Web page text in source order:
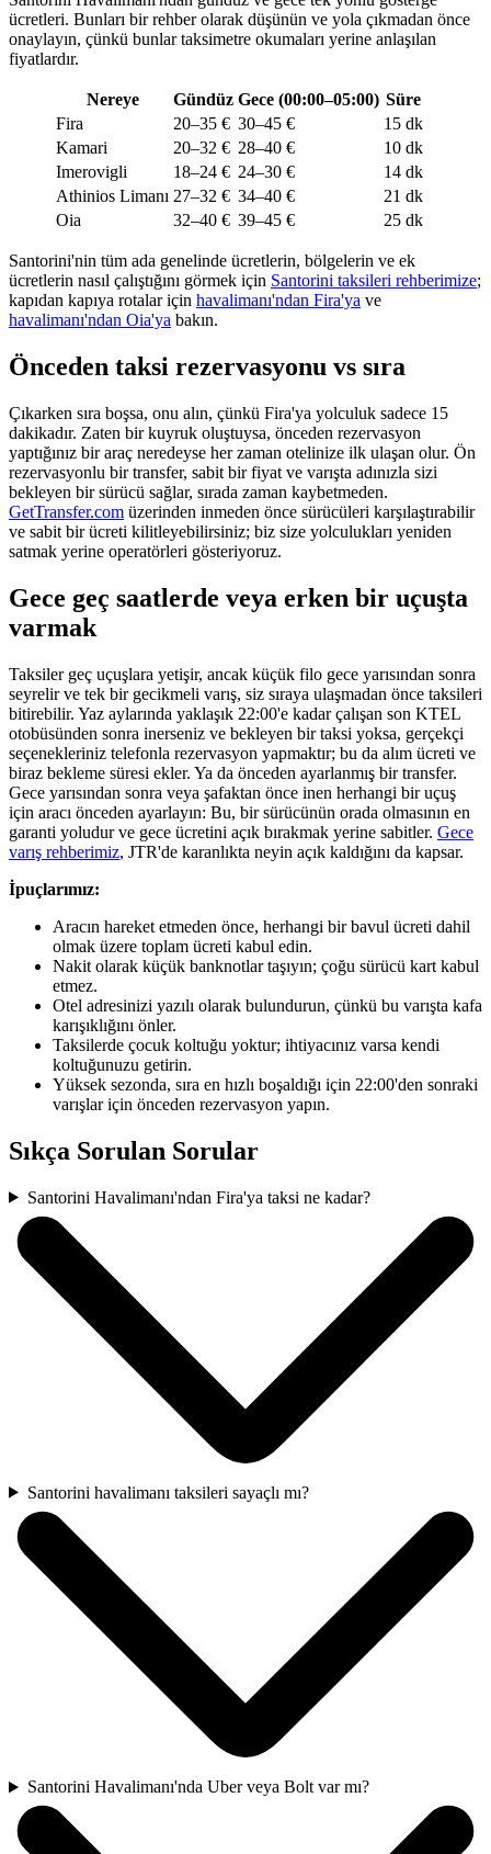
ücretleri. Bunları bir rehber olarak düşünün ve yola çıkmadan önce
onaylayın, çünkü bunlar taksimetre okumaları yerine anlaşılan
fiyatlardır.
Nereye Gündüz Gece (00:00–05:00) Süre
Fira
20–35 € 30–45 €
15 dk
Kamari
20–32 € 28–40 €
10 dk
Imerovigli
18–24 € 24–30 €
14 dk
Athinios Limanı 27–32 € 34–40 €
21 dk
Oia
32–40 € 39–45 € 25 dk
Santorini'nin tüm ada genelinde ücretlerin, bölgelerin ve ek
ücretlerin nasıl çalıştığını görmek için Santorini taksileri rehberimize;
kapıdan kapıya rotalar için havalimanı'ndan Fira'ya ve
havalimanı'ndan Oia'ya bakın.
Önceden taksi rezervasyonu vs sıra
Çıkarken sıra boşsa, onu alın, çünkü Fira'ya yolculuk sadece 15
dakikadır. Zaten bir kuyruk oluştuysa, önceden rezervasyon
yaptığınız bir araç neredeyse her zaman otelinize ilk ulaşan olur. Ön
rezervasyonlu bir transfer, sabit bir fiyat ve varışta adınızla sizi
bekleyen bir sürücü sağlar, sırada zaman kaybetmeden.
GetTransfer.com üzerinden inmeden önce sürücüleri karşılaştırabilir
ve sabit bir ücreti kilitleyebilirsiniz; biz size yolculukları yeniden
satmak yerine operatörleri gösteriyoruz.
Gece geç saatlerde veya erken bir uçuşta
varmak
Taksiler geç uçuşlara yetişir, ancak küçük filo gece yarısından sonra
seyrelir ve tek bir gecikmeli varış, siz sıraya ulaşmadan önce taksileri
bitirebilir. Yaz aylarında yaklaşık 22:00'e kadar çalışan son KTEL
otobüsünden sonra inerseniz ve bekleyen bir taksi yoksa, gerçekçi
seçenekleriniz telefonla rezervasyon yapmaktır; bu da alım ücreti ve
biraz bekleme süresi ekler. Ya da önceden ayarlanmış bir transfer.
Gece yarısından sonra veya şafaktan önce inen herhangi bir uçuş
için aracı önceden ayarlayın: Bu, bir sürücünün orada olmasının en
garanti yoludur ve gece ücretini açık bırakmak yerine sabitler. Gece
varış rehberimiz, JTR'de karanlıkta neyin açık kaldığını da kapsar.
İpuçlarımız:
Aracın hareket etmeden önce, herhangi bir bavul ücreti dahil
olmak üzere toplam ücreti kabul edin.
Nakit olarak küçük banknotlar taşıyın; çoğu sürücü kart kabul
etmez.
Otel adresinizi yazılı olarak bulundurun, çünkü bu varışta kafa
karışıklığını önler.
Taksilerde çocuk koltuğu yoktur; ihtiyacınız varsa kendi
koltuğunuzu getirin.
Yüksek sezonda, sıra en hızlı boşaldığı için 22:00'den sonraki
varışlar için önceden rezervasyon yapın.
Sıkça Sorulan Sorular
Santorini Havalimanı'ndan Fira'ya taksi ne kadar?
Santorini havalimanı taksileri sayaçlı mı?
Santorini Havalimanı'nda Uber veya Bolt var mı?